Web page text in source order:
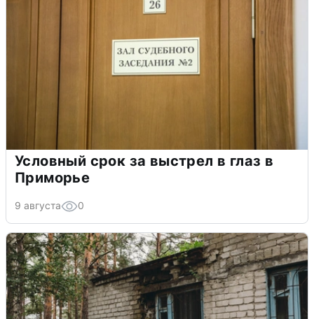
Условный срок за выстрел в глаз в
Приморье
9 августа 0